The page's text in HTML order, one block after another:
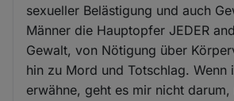
sexueller Belästigung und auch
Männer die Hauptopfer JEDER
Gewalt, von Nötigung über
hin zu Mord und Totschlag. Wenn
erwähne, geht es mir nicht darum,